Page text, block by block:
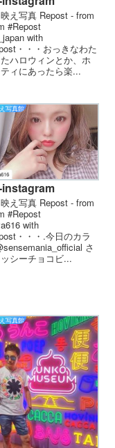
え写真 Repost - from
#Repost
with
・・・おっきなわた
ハロウィンとか、ホ
ィにあったら楽...
写真館
え写真 Repost - from
#Repost
with
・・・.今日のカラ
さ
シーチョコビ...
写真館